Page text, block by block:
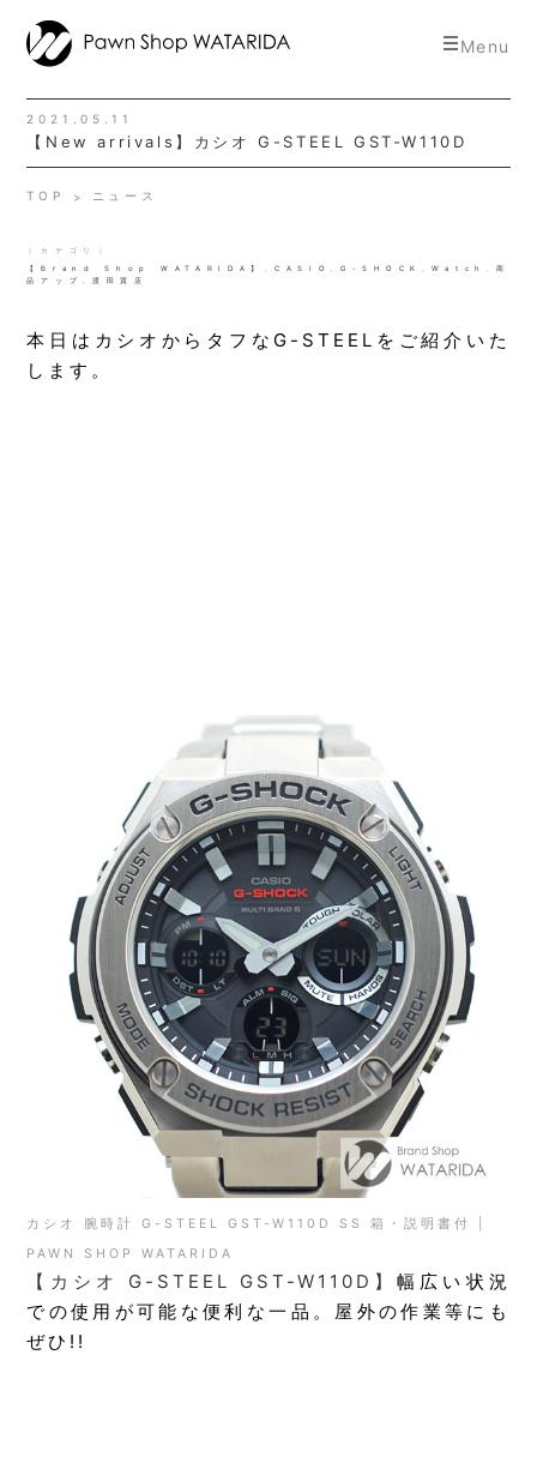
toggle
Menu
2021.05.11
【New arrivals】カシオ G-STEEL GST-W110D
TOP ニュース
｜カテゴリ｜
【Brand Shop WATARIDA】 CASIO ,G-SHOCK Watch
商
品アップ
渡田質店
本日はカシオからタフなG-STEELをご紹介いた
します。
カシオ 腕時計 G-STEEL GST-W110D SS 箱・説明書付 |
PAWN SHOP WATARIDA
【カシオ G-STEEL GST-W110D】幅広い状況
での使用が可能な便利な一品。屋外の作業等にも
ぜひ!!